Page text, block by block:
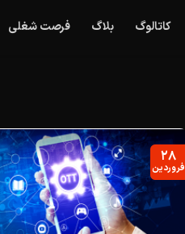
کاتالوگ بلاگ فرصت شغلی
۲۸
فروردین